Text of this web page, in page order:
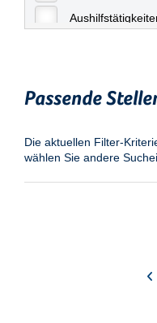
Göppingen
Hamburg
Heilbronn
Sonstiges
Passende
Die aktuellen Filter-
wählen Sie andere